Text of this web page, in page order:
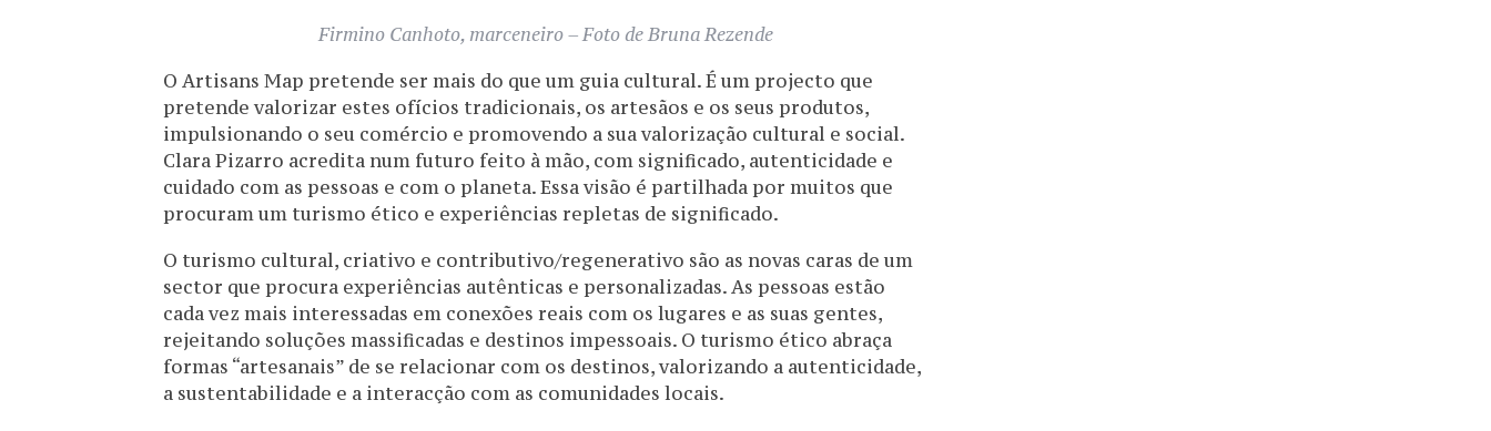
Firmino Canhoto, marceneiro – Foto de Bruna Rezende
O Artisans Map pretende ser mais do que um guia cultural. É um projecto que
pretende valorizar estes ofícios tradicionais, os artesãos e os seus produtos,
impulsionando o seu comércio e promovendo a sua valorização cultural e social.
Clara Pizarro acredita num futuro feito à mão, com significado, autenticidade e
cuidado com as pessoas e com o planeta. Essa visão é partilhada por muitos que
procuram um turismo ético e experiências repletas de significado.
O turismo cultural, criativo e contributivo/regenerativo são as novas caras de um
sector que procura experiências autênticas e personalizadas. As pessoas estão
cada vez mais interessadas em conexões reais com os lugares e as suas gentes,
rejeitando soluções massificadas e destinos impessoais. O turismo ético abraça
formas “artesanais” de se relacionar com os destinos, valorizando a autenticidade,
a sustentabilidade e a interacção com as comunidades locais.